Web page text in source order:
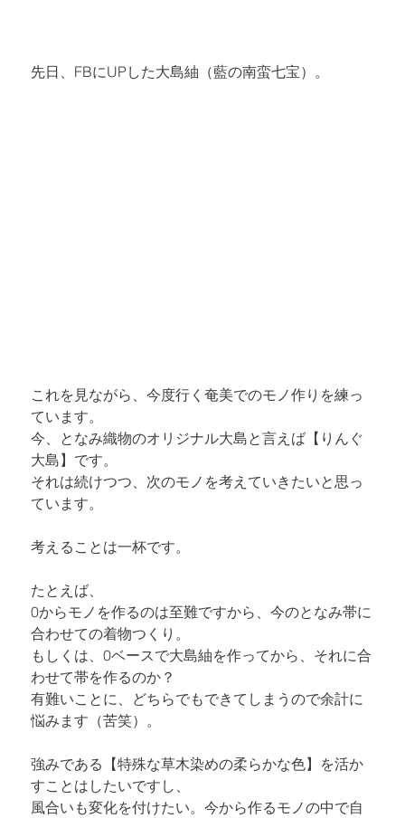
先日、 FBにUPした大島紬（藍の南蛮七宝）。
これを見ながら、今度行く奄美でのモノ作りを練っ
ています。
今、となみ織物のオリジナル大島と言えば【りんぐ
大島】です。
それは続けつつ、次のモノを考えていきたいと思っ
ています。
考えることは一杯です。
たとえば、
0からモノを作るのは至難ですから、今のとなみ帯に
合わせての着物つくり。
もしくは、0ベースで大島紬を作ってから、それに合
わせて帯を作るのか？
有難いことに、どちらでもできてしまうので余計に
悩みます（苦笑）。
強みである【特殊な草木染めの柔らかな色】を活か
すことはしたいですし、
風合いも変化を付けたい。今から作るモノの中で自